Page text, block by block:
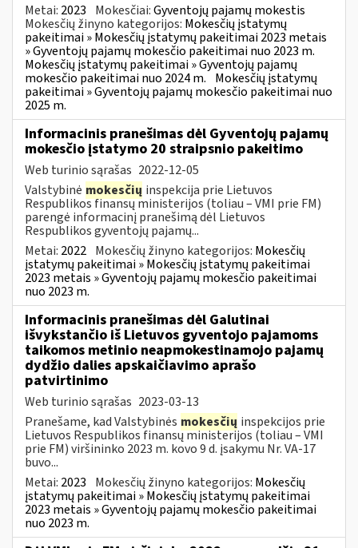
Metai: 2023 Mokesčiai:Gyventojų pajamų mokestis
Mokesčių žinyno kategorijos: Mokesčių įstatymų
pakeitimai » Mokesčių įstatymų pakeitimai 2023 metais
» Gyventojų pajamų mokesčio pakeitimai nuo 2023 m.
Mokesčių įstatymų pakeitimai » Gyventojų pajamų
mokesčio pakeitimai nuo 2024 m. Mokesčių įstatymų
pakeitimai » Gyventojų pajamų mokesčio pakeitimai nuo
2025 m.
Informacinis pranešimas dėl Gyventojų pajamų
mokesčio įstatymo 20 straipsnio pakeitimo
Web turinio sąrašas 2022-12-05
Valstybinė mokesčių inspekcija prie Lietuvos
Respublikos finansų ministerijos (toliau – VMI prie FM)
parengė informacinį pranešimą dėl Lietuvos
Respublikos gyventojų pajamų...
Metai: 2022 Mokesčių žinyno kategorijos: Mokesčių
įstatymų pakeitimai » Mokesčių įstatymų pakeitimai
2023 metais » Gyventojų pajamų mokesčio pakeitimai
nuo 2023 m.
Informacinis pranešimas dėl Galutinai
išvykstančio iš Lietuvos gyventojo pajamoms
taikomos metinio neapmokestinamojo pajamų
dydžio dalies apskaičiavimo aprašo
patvirtinimo
Web turinio sąrašas 2023-03-13
Pranešame, kad Valstybinės mokesčių inspekcijos prie
Lietuvos Respublikos finansų ministerijos (toliau – VMI
prie FM) viršininko 2023 m. kovo 9 d. įsakymu Nr. VA-17
buvo...
Metai: 2023 Mokesčių žinyno kategorijos: Mokesčių
įstatymų pakeitimai » Mokesčių įstatymų pakeitimai
2023 metais » Gyventojų pajamų mokesčio pakeitimai
nuo 2023 m.